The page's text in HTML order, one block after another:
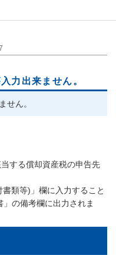
力出来ません。
せん。
する償却資産税の申告先
類等)」欄に入力すること
の備考欄に出力されま